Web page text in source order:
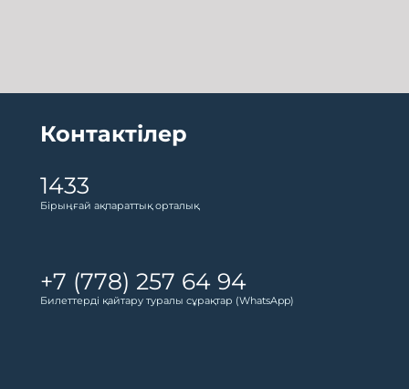
Контактілер
1433
Бірыңғай ақпараттық орталық
+7 (778) 257 64 94
Билеттерді қайтару туралы сұрақтар (WhatsApp)